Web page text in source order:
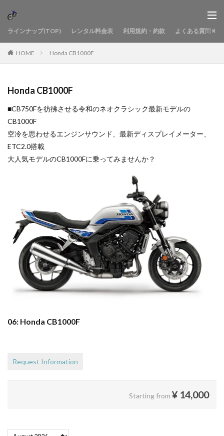
ラインナップ(TOP) レンタル料金表 利用規約・約款 よくある質問
HOME Honda CB1000F
Honda CB1000F
■CB750Fを彷彿させる令和のネオクラシック最新モデルの
CB1000F
空冷を思わせるエンジンサウンド、最新ディスプレイメーター、
ETC2.0搭載
大人気モデルのCB1000Fに乗ってみませんか？
06: Honda CB1000F
Request Information
Starting from ¥ 14,000